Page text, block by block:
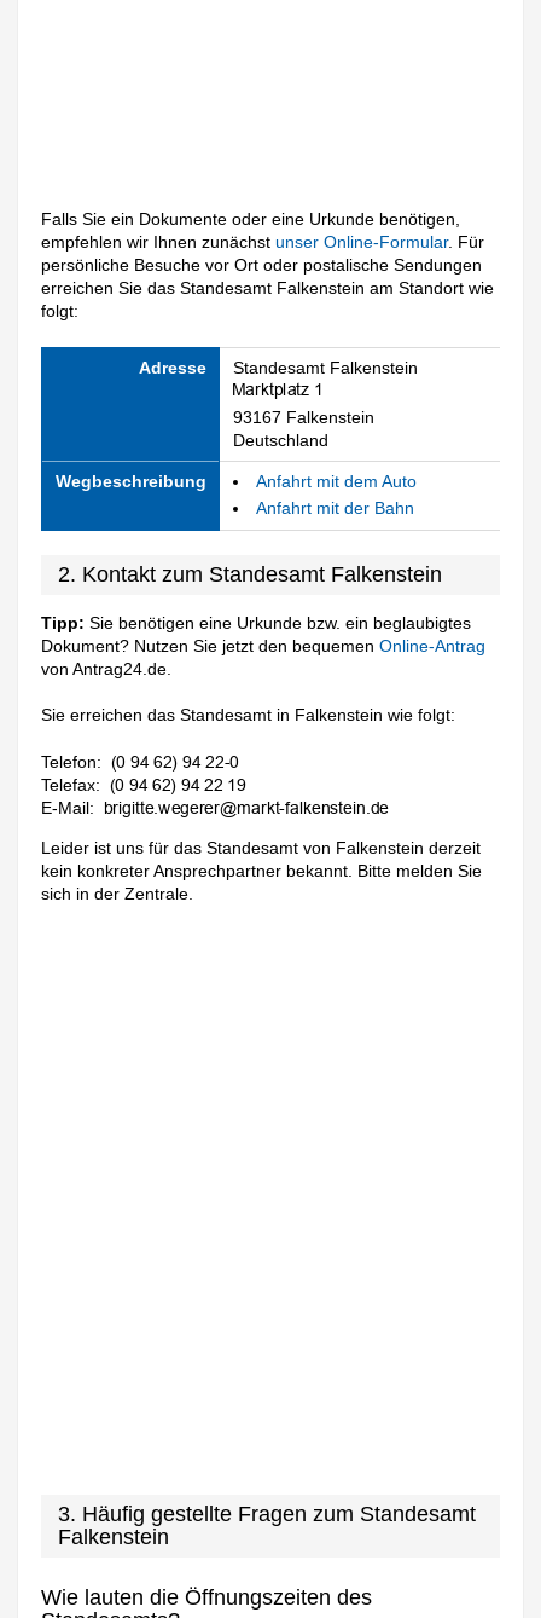
Falls Sie ein Dokumente oder eine Urkunde benötigen,
empfehlen wir Ihnen zunächstunser Online-Formular. Für
persönliche Besuche vor Ort oder postalische Sendungen
erreichen Sie das Standesamt Falkenstein am Standort wie
folgt:
Adresse Standesamt Falkenstein
93167 Falkenstein
Deutschland
Wegbeschreibung
Anfahrt mit dem Auto
Anfahrt mit der Bahn
2. Kontakt zum Standesamt Falkenstein
Tipp: Sie benötigen eine Urkunde bzw. ein beglaubigtes
Dokument? Nutzen Sie jetzt den bequemenOnline-Antrag
von Antrag24.de.
Sie erreichen das Standesamt in Falkenstein wie folgt:
Telefon:
Telefax:
E-Mail:
Leider ist uns für das Standesamt von Falkenstein derzeit
kein konkreter Ansprechpartner bekannt. Bitte melden Sie
sich in der Zentrale.
3. Häufig gestellte Fragen zum Standesamt
Falkenstein
Wie lauten die Öffnungszeiten des